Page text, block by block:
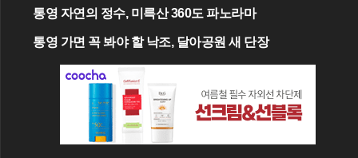
통영 자연의 정수, 미륵산 360도 파노라마
통영 가면 꼭 봐야 할 낙조, 달아공원 새 단장